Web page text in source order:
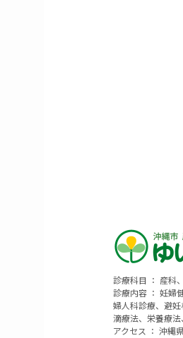
診療科目 ： 産科
診療内容 ： 妊婦
婦人科診療、避
滴療法、栄養療
アクセス ： 沖縄